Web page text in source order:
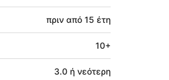
πριν από 15 έτη
10+
3.0 ή νεότερη